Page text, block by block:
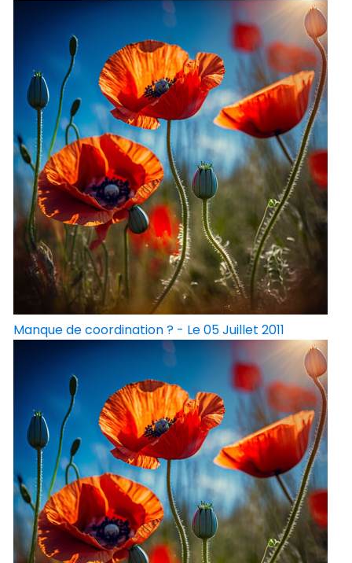
Manque de coordination ? - Le 05 Juillet 2011